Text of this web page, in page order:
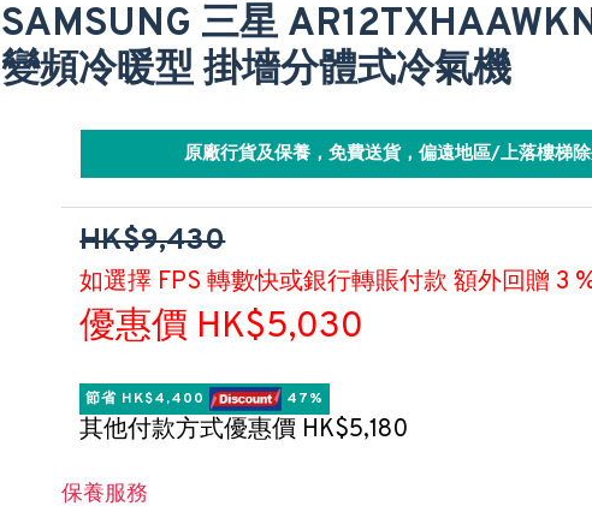
SAMSUNG 三星
變頻冷暖型 掛墻分體式冷氣機
原廠行貨及保養，免費送貨，偏遠地區/上落樓梯
HK$9,430
如選擇 FPS 轉數快或銀行轉賬付款 額外回贈 3
優惠價 HK$5,030
節省 HK$4,400 47%
其他付款方式優惠價 HK$5,180
保養服務